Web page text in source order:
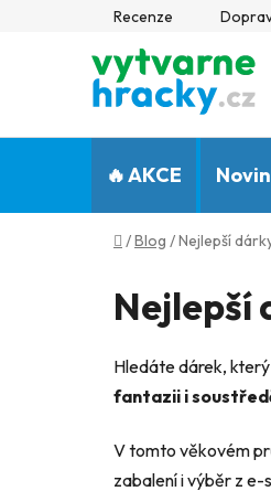
Recenze
🔥 AKCE
Domů
/Blog /Nejlepší
Nejlepší
Hledáte dárek,
fantazii i
V tomto věkovém
zabalení i výběr z e-